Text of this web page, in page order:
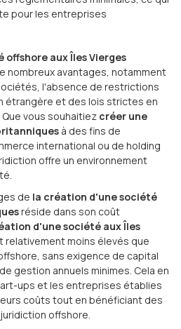
pour les entreprises
aux Îles Vierges
nombreux avantages, notamment
l'absence de restrictions
étrangère et des lois strictes en
vous souhaitiez créer une
à des fins de
international ou de holding
offre un environnement
de la création d'une société
réside dans son coût
d'une société aux Îles
relativement moins élevés que
sans exigence de capital
gestion annuels minimes. Cela en
ups et les entreprises établies
coûts tout en bénéficiant des
offshore.